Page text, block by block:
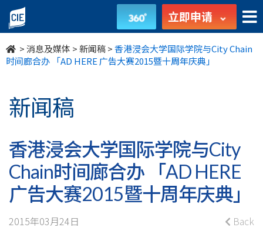
香
港
浸
大
学
国
际
学
立即申请
>消息及媒体 >新闻稿>香港浸会大学国际学院与City Chain
时间廊合办 「AD HERE 广告大赛2015暨十周年庆典」
新闻稿
香港浸会大学国际学院与City
Chain时间廊合办 「AD HERE
广告大赛2015暨十周年庆典」
2015年03月24日 Back